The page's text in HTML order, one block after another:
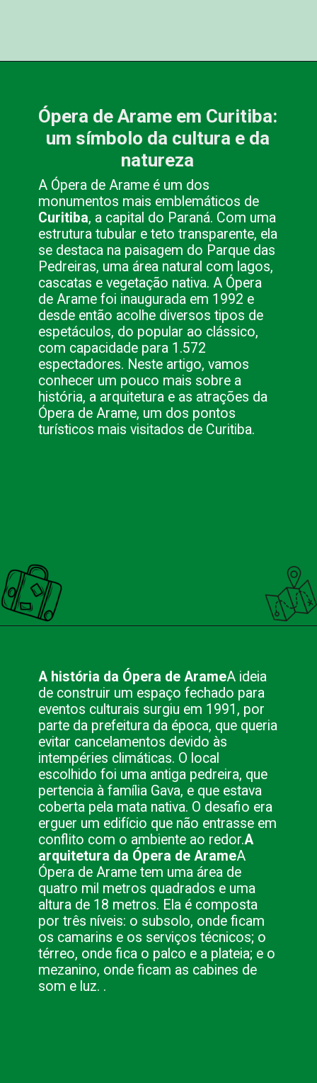
Ópera de Arame em Curitiba:
um símbolo da cultura e da
natureza
A Ópera de Arame é um dos
monumentos mais emblemáticos de
Curitiba, a capital do Paraná. Com uma
estrutura tubular e teto transparente, ela
se destaca na paisagem do Parque das
Pedreiras, uma área natural com lagos,
cascatas e vegetação nativa. A Ópera
de Arame foi inaugurada em 1992 e
desde então acolhe diversos tipos de
espetáculos, do popular ao clássico,
com capacidade para 1.572
espectadores. Neste artigo, vamos
conhecer um pouco mais sobre a
história, a arquitetura e as atrações da
Ópera de Arame, um dos pontos
turísticos mais visitados de Curitiba.
A história da Ópera de ArameA ideia
de construir um espaço fechado para
eventos culturais surgiu em 1991, por
parte da prefeitura da época, que queria
evitar cancelamentos devido às
intempéries climáticas. O local
escolhido foi uma antiga pedreira, que
pertencia à família Gava, e que estava
coberta pela mata nativa. O desafio era
erguer um edifício que não entrasse em
conflito com o ambiente ao redor.A
arquitetura da Ópera de ArameA
Ópera de Arame tem uma área de
quatro mil metros quadrados e uma
altura de 18 metros. Ela é composta
por três níveis: o subsolo, onde ficam
os camarins e os serviços técnicos; o
térreo, onde fica o palco e a plateia; e o
mezanino, onde ficam as cabines de
som e luz. .